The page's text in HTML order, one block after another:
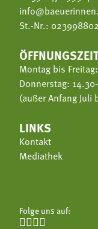
St.-Nr.:
Montag bis
Donnerstag:
(außer Anfang Juli
LINKS
Kontakt
Mediathek
Folge uns auf:
